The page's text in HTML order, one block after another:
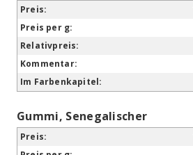
Gummi, Senegalischer